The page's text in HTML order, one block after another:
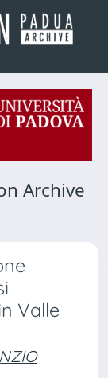
Archive
Valle